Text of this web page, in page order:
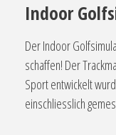
Indoor
Der Indoor
schaffen! Der
Sport entwickelt
einschliesslich